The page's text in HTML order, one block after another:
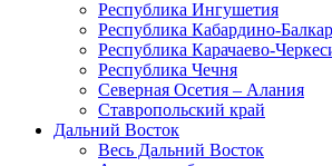
Республика Ингушетия
Республика Кабардино-
Республика Карачаево-
Республика Чечня
Северная Осетия – Алания
Ставропольский край
Дальний Восток
Весь Дальний Восток